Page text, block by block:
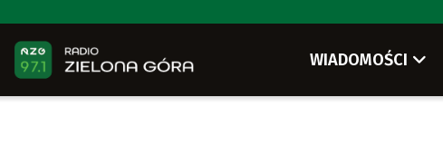
WIADOMOŚCI